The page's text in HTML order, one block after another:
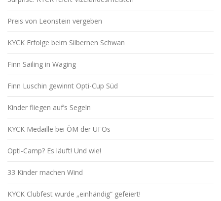
Preis von Leonstein vergeben
KYCK Erfolge beim Silbernen Schwan
Finn Sailing in Waging
Finn Luschin gewinnt Opti-Cup Süd
Kinder fliegen auf’s Segeln
KYCK Medaille bei ÖM der UFOs
Opti-Camp? Es läuft! Und wie!
33 Kinder machen Wind
KYCK Clubfest wurde „einhändig“ gefeiert!